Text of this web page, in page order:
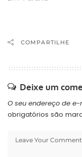
COMPARTILHE
Deixe um
O seu endereço de
obrigatórios são